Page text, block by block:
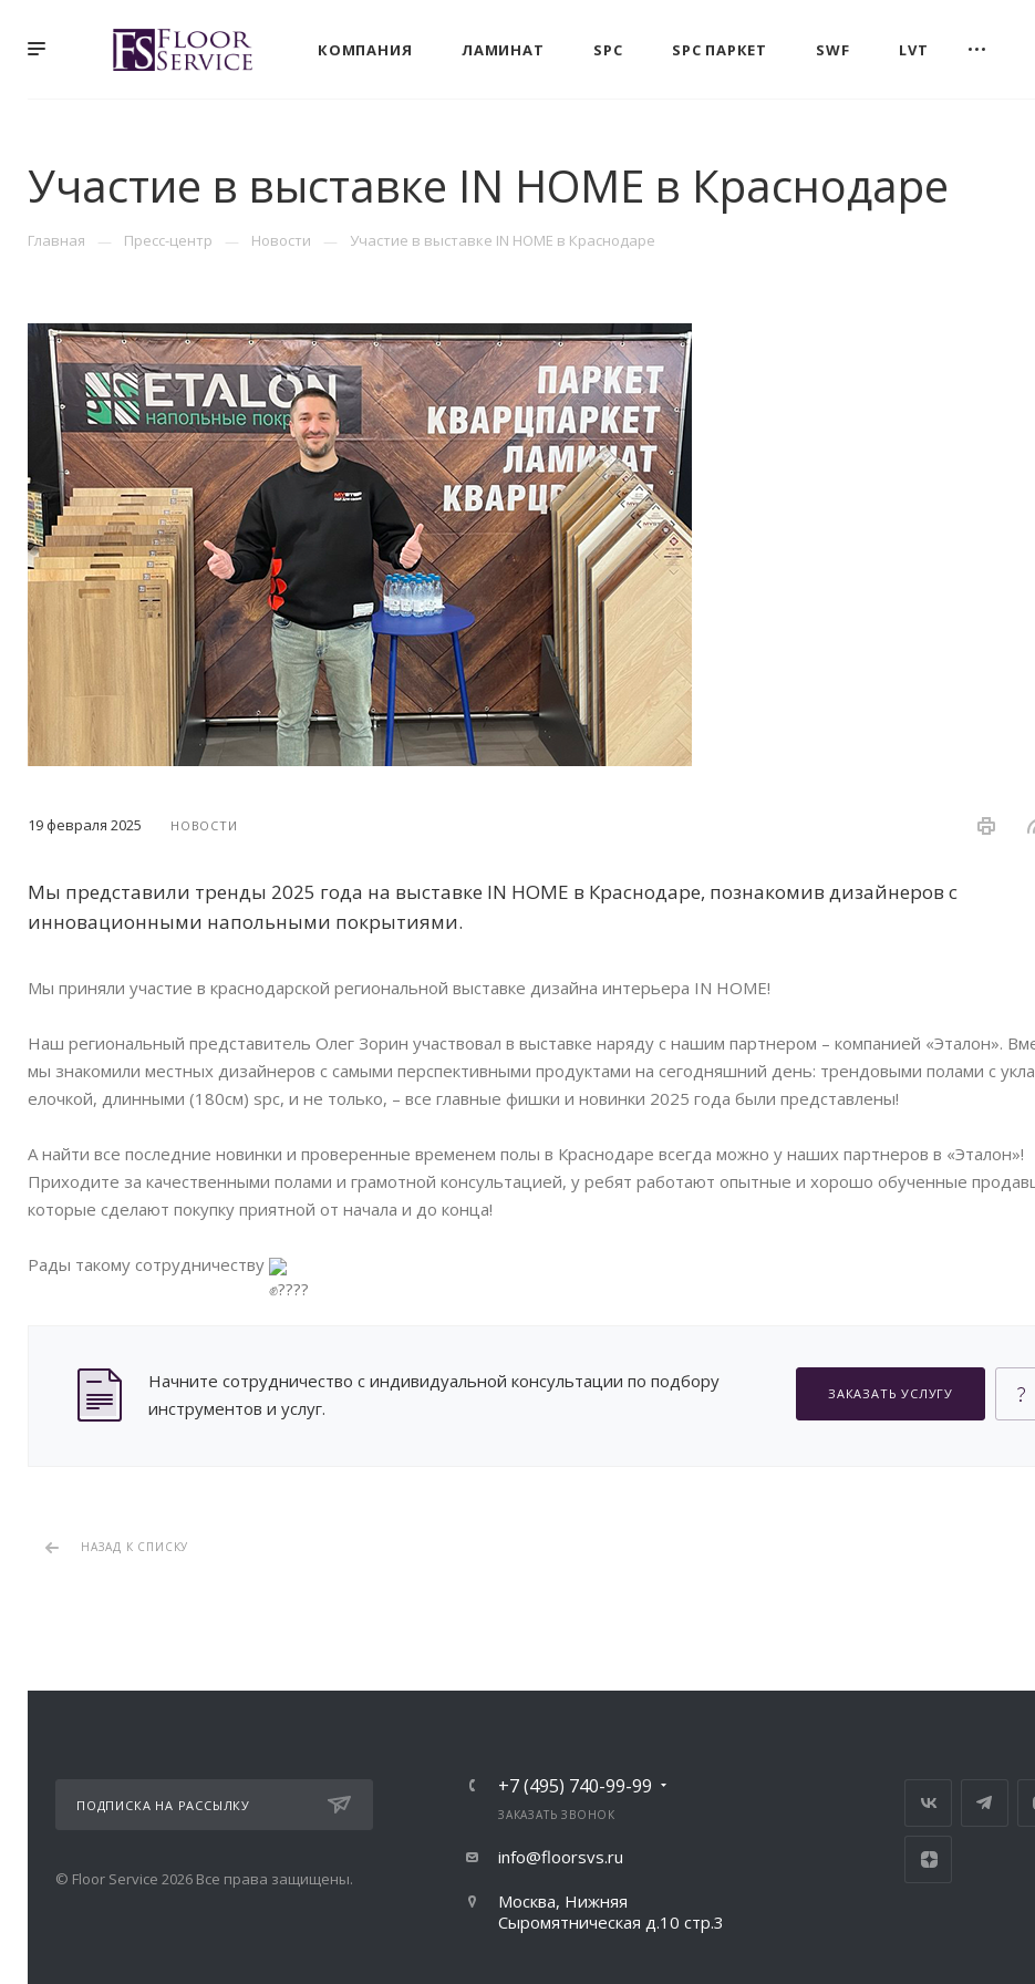
КОМПАНИЯ ЛАМИНАТ SPC SPC ПАРКЕТ SWF LVT
Участие в выставке IN HOME в Краснодаре
Главная Пресс-центр Новости Участие в выставке IN HOME в Краснодаре
19 февраля 2025 НОВОСТИ
Мы представили тренды 2025 года на выставке IN HOME в Краснодаре, познакомив дизайнеров с
инновационными напольными покрытиями.
Мы приняли участие в краснодарской региональной выставке дизайна интерьера IN HOME!
Наш региональный представитель Олег Зорин участвовал в выставке наряду с нашим партнером – компанией «Эталон».
мы знакомили местных дизайнеров с самыми перспективными продуктами на сегодняшний день: трендовыми полами с
елочкой, длинными (180см) spc, и не только, – все главные фишки и новинки 2025 года были представлены!
А найти все последние новинки и проверенные временем полы в Краснодаре всегда можно у наших партнеров в «Эталон»!
Приходите за качественными полами и грамотной консультацией, у ребят работают опытные и хорошо обученные
которые сделают покупку приятной от начала и до конца!
Рады такому сотрудничеству
Начните сотрудничество с индивидуальной консультации по подбору
инструментов и услуг.
ЗАКАЗАТЬ УСЛУГУ
НАЗАД К СПИСКУ
ПОДПИСКА НА РАССЫЛКУ
© Floor Service 2026 Все права защищены.
+7 (495) 740-99-99
ЗАКАЗАТЬ ЗВОНОК
info@floorsvs.ru
Москва, Нижняя
Сыромятническая д.10 стр.3